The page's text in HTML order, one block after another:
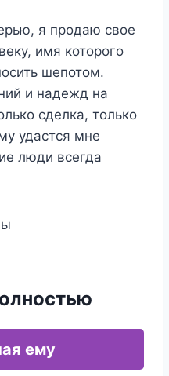
я продаю свое
имя которого
шепотом.
и надежд на
сделка, только
удастся мне
люди всегда
ему